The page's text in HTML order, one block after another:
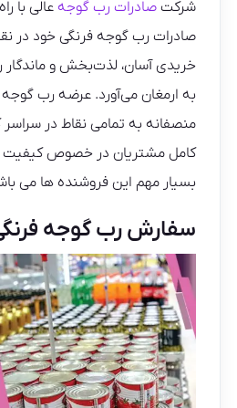
شرکتصادرات رب گوجه عالی با
صادرات رب گوجه فرنگی خود در
خریدی آسان، لذت‌بخش و ماندگار
به ارمغان می‌آورد. عرضه رب گوجه
منصفانه به تمامی نقاط در
کامل مشتریان در خصوص کیفیت
بسیار مهم این فروشنده ها می
سفارش رب گوجه